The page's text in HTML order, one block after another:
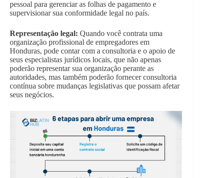
pessoal para gerenciar as folhas de pagamento e
supervisionar sua conformidade legal no país.
Representação legal: Quando você contrata uma
organização profissional de empregadores em
Honduras, pode contar com a consultoria e o apoio de
seus especialistas jurídicos locais, que não apenas
poderão representar sua organização perante as
autoridades, mas também poderão fornecer consultoria
contínua sobre mudanças legislativas que possam afetar
seus negócios.